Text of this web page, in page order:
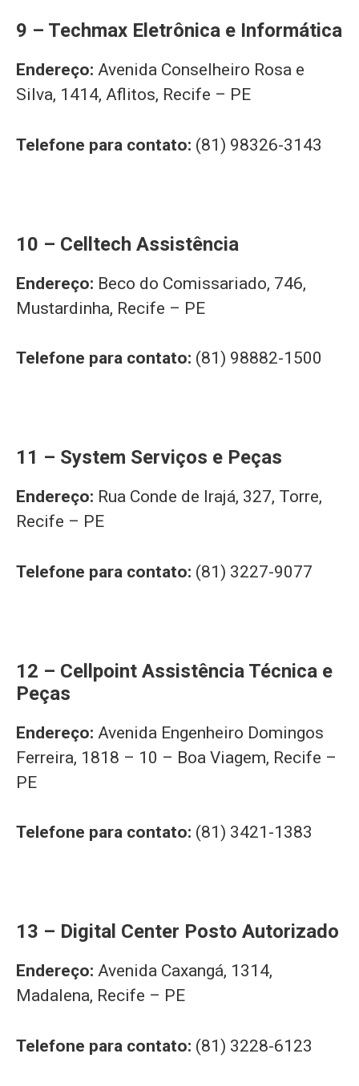
9 – Techmax Eletrônica e Informática
Endereço: Avenida Conselheiro Rosa e
Silva, 1414, Aflitos, Recife – PE
Telefone para contato: (81) 98326-3143
10 – Celltech Assistência
Endereço: Beco do Comissariado, 746,
Mustardinha, Recife – PE
Telefone para contato: (81) 98882-1500
11 – System Serviços e Peças
Endereço: Rua Conde de Irajá, 327, Torre,
Recife – PE
Telefone para contato: (81) 3227-9077
12 – Cellpoint Assistência Técnica e
Peças
Endereço: Avenida Engenheiro Domingos
Ferreira, 1818 – 10 – Boa Viagem, Recife –
PE
Telefone para contato: (81) 3421-1383
13 – Digital Center Posto Autorizado
Endereço: Avenida Caxangá, 1314,
Madalena, Recife – PE
Telefone para contato: (81) 3228-6123